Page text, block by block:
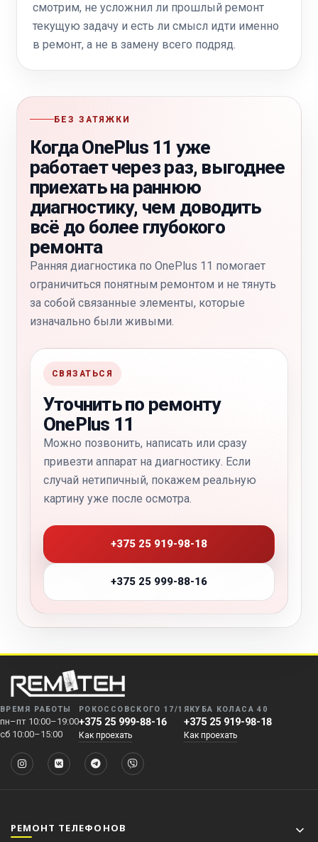
смотрим, не усложнил ли прошлый ремонт
текущую задачу и есть ли смысл идти именно
в ремонт, а не в замену всего подряд.
БЕЗ ЗАТЯЖКИ
Когда OnePlus 11 уже
работает через раз, выгоднее
приехать на раннюю
диагностику, чем доводить
всё до более глубокого
ремонта
Ранняя диагностика по OnePlus 11 помогает
ограничиться понятным ремонтом и не тянуть
за собой связанные элементы, которые
изначально были живыми.
СВЯЗАТЬСЯ
Уточнить по ремонту
OnePlus 11
Можно позвонить, написать или сразу
привезти аппарат на диагностику. Если
случай нетипичный, покажем реальную
картину уже после осмотра.
+375 25 919-98-18
+375 25 999-88-16
ВРЕМЯ РАБОТЫ
пн–пт 10:00–19:00
сб 10:00–15:00
РОКОССОВСКОГО 17/1
+375 25 999-88-16
Как проехать
ЯКУБА КОЛАСА 40
+375 25 919-98-18
Как проехать
РЕМОНТ ТЕЛЕФОНОВ